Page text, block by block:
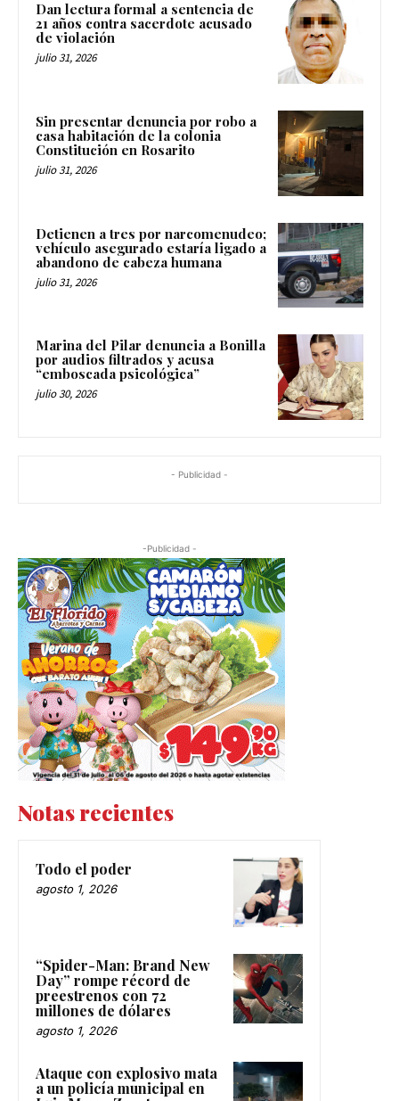
Dan lectura formal a sentencia de
21 años contra sacerdote acusado
de violación
julio 31, 2026
Sin presentar denuncia por robo a
casa habitación de la colonia
Constitución en Rosarito
julio 31, 2026
Detienen a tres por narcomenudeo;
vehículo asegurado estaría ligado a
abandono de cabeza humana
julio 31, 2026
Marina del Pilar denuncia a Bonilla
por audios filtrados y acusa
“emboscada psicológica”
julio 30, 2026
- Publicidad -
-Publicidad -
Notas recientes
Todo el poder
agosto 1, 2026
“Spider-Man: Brand New
Day” rompe récord de
preestrenos con 72
millones de dólares
agosto 1, 2026
Ataque con explosivo mata
a un policía municipal en